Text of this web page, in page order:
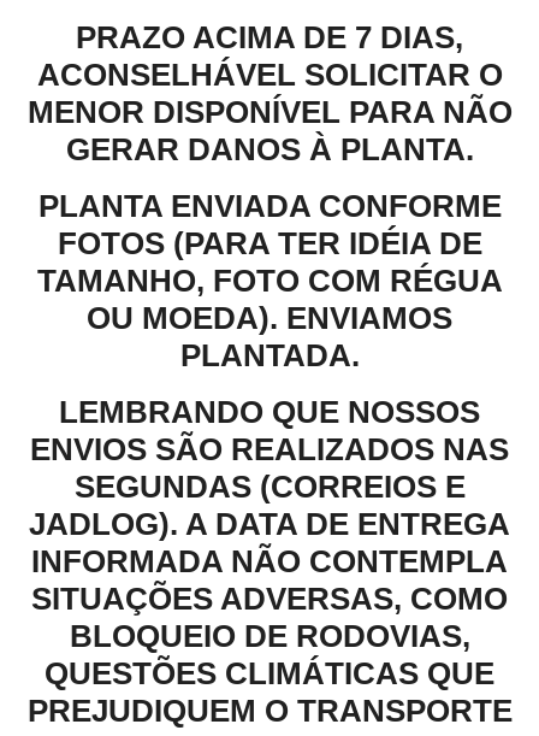
PRAZO ACIMA DE 7 DIAS,
ACONSELHÁVEL SOLICITAR O
MENOR DISPONÍVEL PARA NÃO
GERAR DANOS À PLANTA.
PLANTA ENVIADA CONFORME
FOTOS (PARA TER IDÉIA DE
TAMANHO, FOTO COM RÉGUA
OU MOEDA). ENVIAMOS
PLANTADA.
LEMBRANDO QUE NOSSOS
ENVIOS SÃO REALIZADOS NAS
SEGUNDAS (CORREIOS E
JADLOG). A DATA DE ENTREGA
INFORMADA NÃO CONTEMPLA
SITUAÇÕES ADVERSAS, COMO
BLOQUEIO DE RODOVIAS,
QUESTÕES CLIMÁTICAS QUE
PREJUDIQUEM O TRANSPORTE